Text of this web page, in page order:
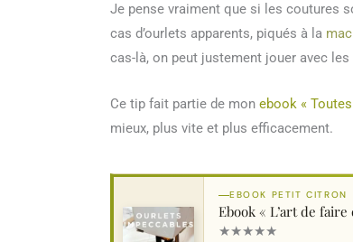
Je pense vraiment que si les coutures
cas d’ourlets apparents, piqués à la
cas-là, on peut justement jouer avec
Ce tip fait partie de mon ebook «
mieux, plus vite et plus efficacement.
EBOOK PETIT CITRON
Ebook « L’art de
★★★★★